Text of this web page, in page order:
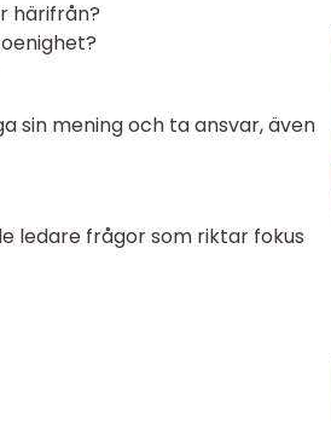
härifrån?
sin mening och ta ansvar, även
ledare frågor som riktar fokus